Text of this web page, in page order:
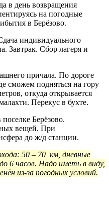
в день возвращения
на погодные
в Берёзово.
индивидуального
Завтрак. Сбор лагеря и
причала. По дороге
сможем подняться на гору
откуда открывается
Перекус в бухте.
Берёзово.
вещей. При
до ж/д станции.
50 – 70 км, дневные
6 часов. Надо иметь в виду,
из-за погодных условий.